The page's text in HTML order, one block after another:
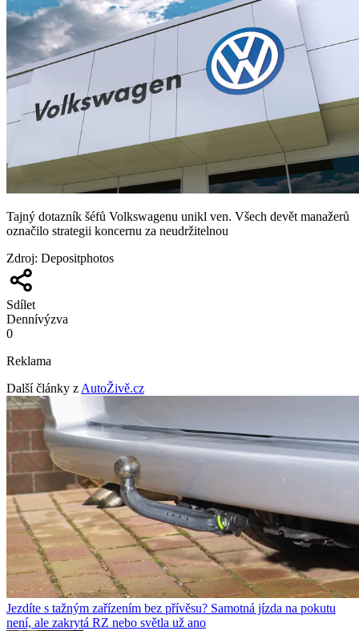
Tajný dotazník šéfů Volkswagenu unikl ven. Všech devět manažerů
označilo strategii koncernu za neudržitelnou
Zdroj: Depositphotos
Sdílet
Dennívýzva
0
Reklama
Další články zAutoŽivě.cz
Jezdíte s tažným zařízením bez přívěsu? Samotná jízda na pokutu
není, ale zakrytá RZ nebo světla už ano